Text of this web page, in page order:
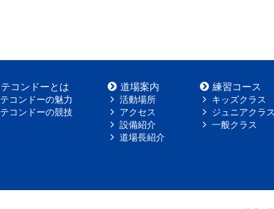
テコンドーとは
テコンドーの魅力
テコンドーの競技
道場案内
活動場所
アクセス
設備紹介
道場長紹介
練習コース
キッズクラス
ジュニアクラス
一般クラス